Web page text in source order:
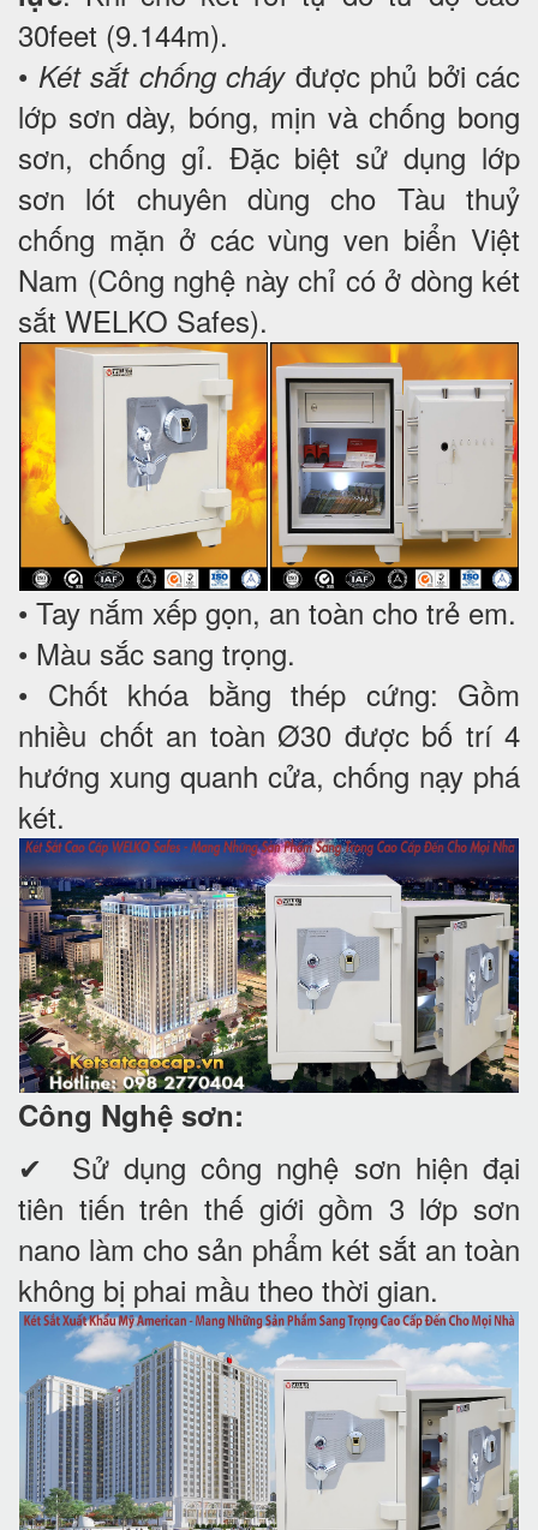
30feet (9.144m).
• Két sắt chống cháyđược phủ bởi các
lớp sơn dày, bóng, mịn và chống bong
sơn, chống gỉ. Đặc biệt sử dụng lớp
sơn lót chuyên dùng cho Tàu thuỷ
chống mặn ở các vùng ven biển Việt
Nam (Công nghệ này chỉ có ở dòng két
sắt WELKO Safes).
• Tay nắm xếp gọn, an toàn cho trẻ em.
• Màu sắc sang trọng.
• Chốt khóa bằng thép cứng: Gồm
nhiều chốt an toàn Ø30 được bố trí 4
hướng xung quanh cửa, chống nạy phá
két.
Công Nghệ sơn:
✔ Sử dụng công nghệ sơn hiện đại
tiên tiến trên thế giới gồm 3 lớp sơn
nano làm cho sản phẩm két sắt an toàn
không bị phai mầu theo thời gian.